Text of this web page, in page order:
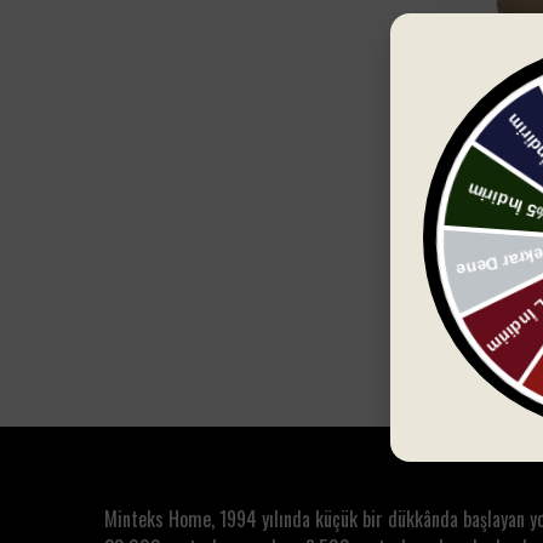
Jao Seramik
Pamukluk -
₺ 540.00 ₺
Minteks Home, 1994 yılında küçük bir dükkânda başlayan